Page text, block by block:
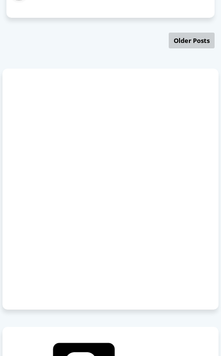
Older Posts